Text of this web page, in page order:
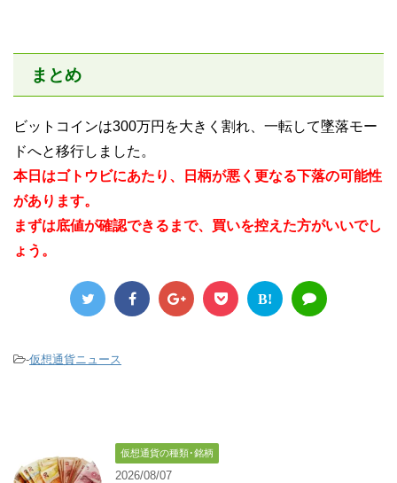
まとめ
ビットコインは300万円を大きく割れ、一転して墜落モー
ドへと移行しました。
本日はゴトウビにあたり、日柄が悪く更なる下落の可能性
があります。
まずは底値が確認できるまで、買いを控えた方がいいでし
ょう。
B!
-仮想通貨ニュース
仮想通貨の種類･銘柄
2026/08/07